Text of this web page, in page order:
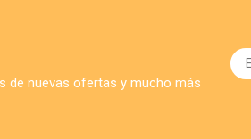
de nuevas ofertas y mucho más